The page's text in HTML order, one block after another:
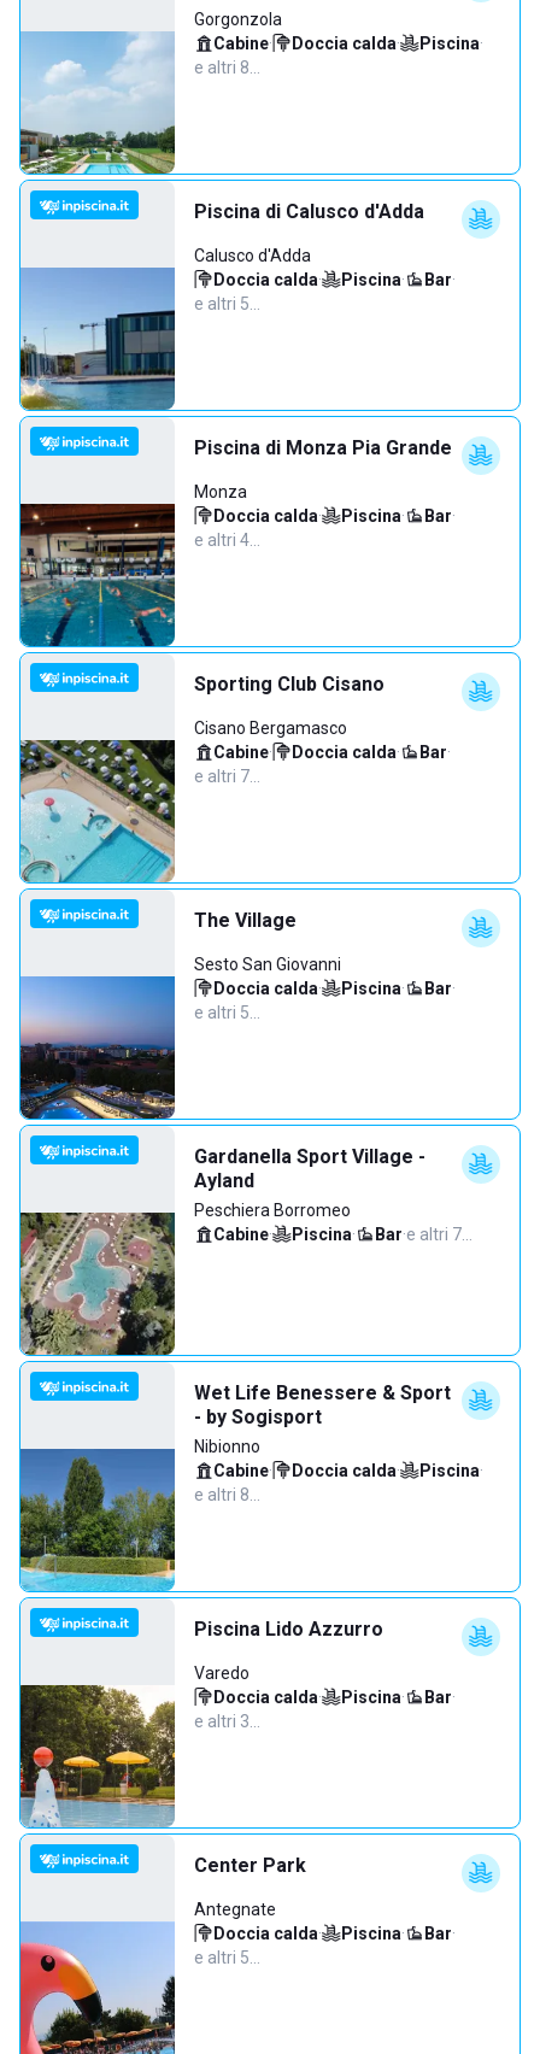
Gorgonzola
Cabine· Doccia calda· Piscina·
e altri 8…
Piscina di Calusco d'Adda
Calusco d'Adda
Doccia calda· Piscina· Bar·
e altri 5…
Piscina di Monza Pia Grande
Monza
Doccia calda· Piscina· Bar·
e altri 4…
Sporting Club Cisano
Cisano Bergamasco
Cabine· Doccia calda· Bar·
e altri 7…
The Village
Sesto San Giovanni
Doccia calda· Piscina· Bar·
e altri 5…
Gardanella Sport Village -
Ayland
Peschiera Borromeo
Cabine· Piscina· Bar·e altri 7…
Wet Life Benessere & Sport
- by Sogisport
Nibionno
Cabine· Doccia calda· Piscina·
e altri 8…
Piscina Lido Azzurro
Varedo
Doccia calda· Piscina· Bar·
e altri 3…
Center Park
Antegnate
Doccia calda· Piscina· Bar·
e altri 5…